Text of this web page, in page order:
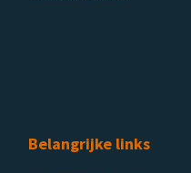
Belangrijke links